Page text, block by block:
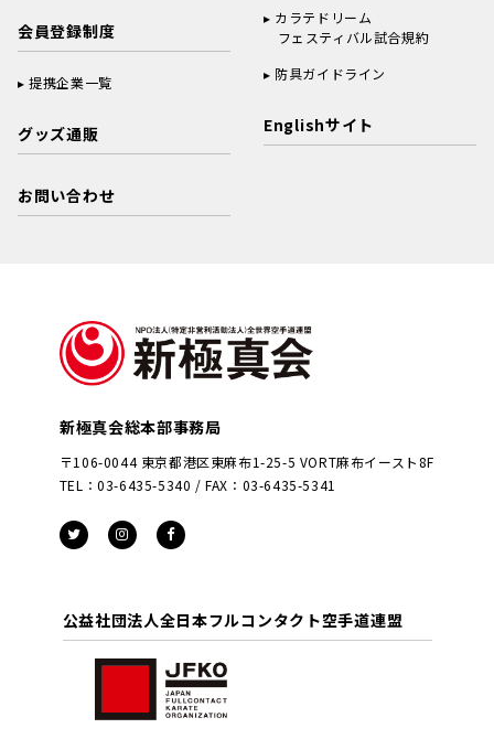
会員登録制度
提携企業一覧
グッズ通販
お問い合わせ
カラテドリーム
フェスティバル試合規約
防具ガイドライン
Englishサイト
新極真会総本部事務局
〒106-0044 東京都港区東麻布1-25-5 VORT麻布イースト8F
TEL：03-6435-5340 / FAX：03-6435-5341
公益社団法人全日本フルコンタクト空手道連盟